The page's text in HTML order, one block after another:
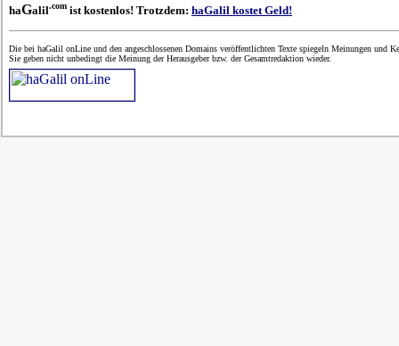
haGalil.com ist kostenlos! Trotzdem: haGalil kostet Geld!
Die bei haGalil onLine und den angeschlossenen Domains veröffentlichten Texte spiegeln Meinungen und
Sie geben nicht unbedingt die Meinung der Herausgeber bzw. der Gesamtredaktion wieder.